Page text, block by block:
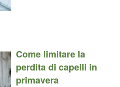
Come limitare la
perdita di capelli in
primavera